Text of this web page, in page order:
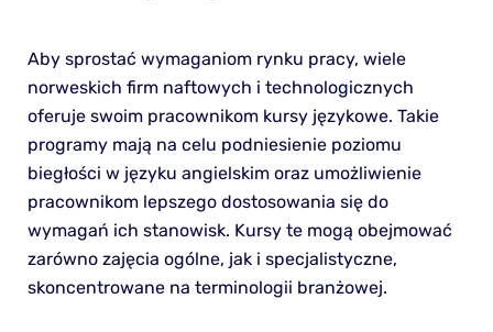
Aby sprostać wymaganiom rynku pracy, wiele
norweskich firm naftowych i technologicznych
oferuje swoim pracownikom kursy językowe. Takie
programy mają na celu podniesienie poziomu
biegłości w języku angielskim oraz umożliwienie
pracownikom lepszego dostosowania się do
wymagań ich stanowisk. Kursy te mogą obejmować
zarówno zajęcia ogólne, jak i specjalistyczne,
skoncentrowane na terminologii branżowej.